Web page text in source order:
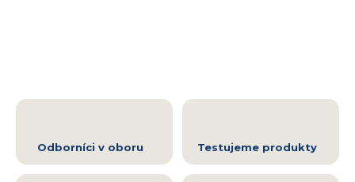
Odborníci v oboru Testujeme produkty